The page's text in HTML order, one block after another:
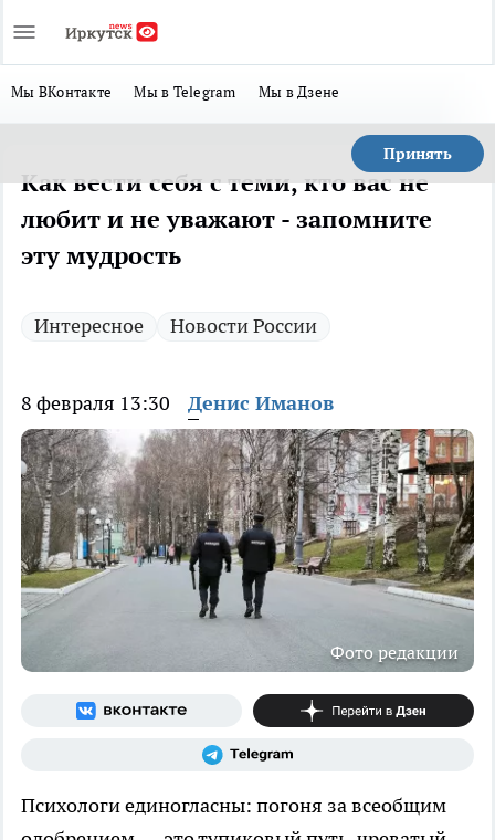
Мы ВКонтакте Мы в Telegram Мы в Дзене
Принять
Как вести себя с теми, кто вас не
любит и не уважают - запомните
эту мудрость
Интересное Новости России
8 февраля 13:30 Денис Иманов
Фото редакции
Психологи единогласны: погоня за всеобщим